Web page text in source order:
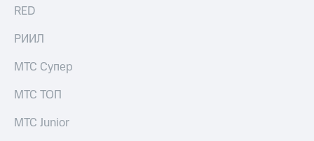
RED
РИИЛ
МТС Супер
МТС ТОП
МТС Junior